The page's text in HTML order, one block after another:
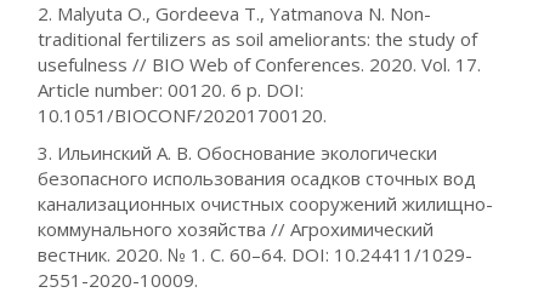
2. Malyuta O., Gordeeva T., Yatmanova N. Non-
traditional fertilizers as soil ameliorants: the study of
usefulness // BIO Web of Conferences. 2020. Vol. 17.
Article number: 00120. 6 p. DOI:
10.1051/BIOCONF/20201700120.
3. Ильинский А. В. Обоснование экологически
безопасного использования осадков сточных вод
канализационных очистных сооружений жилищно-
коммунального хозяйства // Агрохимический
вестник. 2020. № 1. С. 60–64. DOI: 10.24411/1029-
2551-2020-10009.